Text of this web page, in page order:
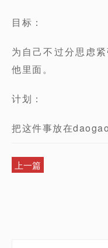
目标：
为自己不过分思虑
他里面。
计划：
把这件事放在
上一篇